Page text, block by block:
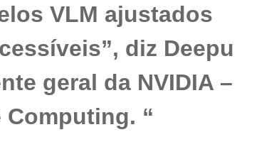
VLM ajustados
diz Deepu
geral da NVIDIA –
Computing. “